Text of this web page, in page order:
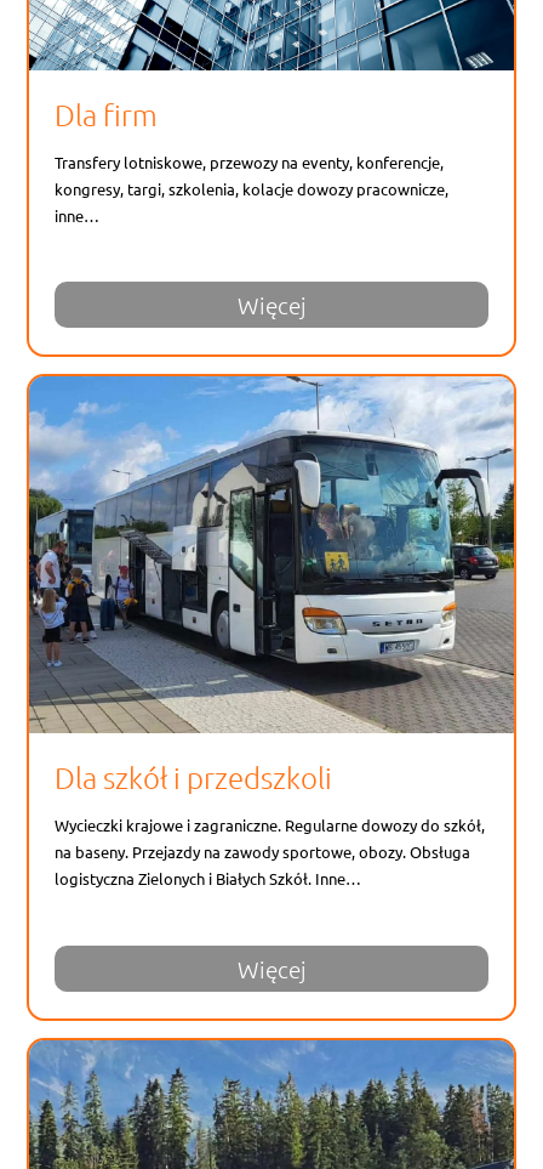
Dla firm
Transfery lotniskowe, przewozy na eventy, konferencje,
kongresy, targi, szkolenia, kolacje dowozy pracownicze,
inne…
Więcej
Dla szkół i przedszkoli
Wycieczki krajowe i zagraniczne. Regularne dowozy do szkół,
na baseny. Przejazdy na zawody sportowe, obozy. Obsługa
logistyczna Zielonych i Białych Szkół. Inne…
Więcej